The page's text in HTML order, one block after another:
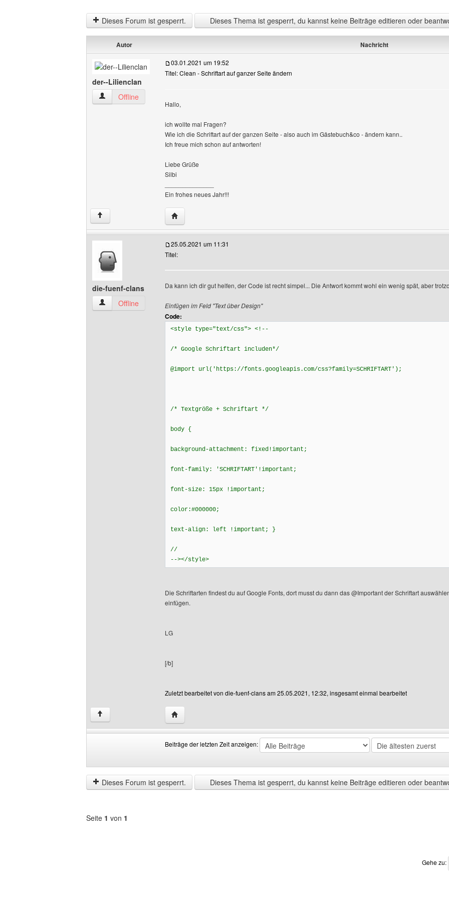
Dieses Forum ist gesperrt. Dieses Thema ist gesperrt, du kannst keine Beiträge editieren oder
Autor Nachricht
der--Lilienclan
der--Lilienclan Benutzer-Profile anzeigen
Offline
03.01.2021 um 19:52
Titel: Clean - Schriftart auf ganzer Seite ändern
Hallo,
ich wollte mal Fragen?
Wie ich die Schriftart auf der ganzen Seite - also auch im Gästebuch&co - ändern kann..
Ich freue mich schon auf antworten!
Liebe Grüße
Silbi
Ein frohes neues Jahr!!!
↑ Website dieses Benutzers besuchen: der--Lilienclan
die-fuenf-clans
die-fuenf-clans Benutzer-Profile anzeigen
Offline
25.05.2021 um 11:31
Titel:
Da kann ich dir gut helfen, der Code ist recht simpel... Die Antwort kommt wohl ein wenig spät, aber
Einfügen im Feld "Text über Design"
Code:
<style type="text/css"> <!--
/* Google Schriftart includen*/
@import url('https://fonts.googleapis.com/css?family=SCHRIFTART');
/* Textgröße + Schriftart */
body {
background-attachment: fixed!important;
font-family: 'SCHRIFTART'!important;
font-size: 15px !important;
color:#000000;
text-align: left !important; }
//
--></style>
Die Schriftarten findest du auf Google Fonts, dort musst du dann das @Important der Schriftart
einfügen.
LG
[/b]
Zuletzt bearbeitet von die-fuenf-clans am 25.05.2021, 12:32, insgesamt einmal bearbeitet
↑ Website dieses Benutzers besuchen: die-fuenf-clans
Beiträge der letzten Zeit anzeigen:
der
letzten
Zeit
by
Dieses Forum ist gesperrt.
Dieses Thema ist gesperrt, du kannst keine Beiträge editieren oder
Seite 1 von 1
Gehe zu: